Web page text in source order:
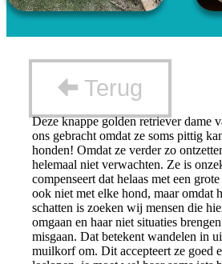
Terug
Deze knappe golden retriever dame
ons gebracht omdat ze soms pittig
honden! Omdat ze verder zo
helemaal niet verwachten. Ze is
compenseert dat helaas met een
ook niet met elke hond, maar omdat
schatten is zoeken wij mensen die
omgaan en haar niet situaties
misgaan. Dat betekent wandelen in
muilkorf om. Dit accepteert ze goed